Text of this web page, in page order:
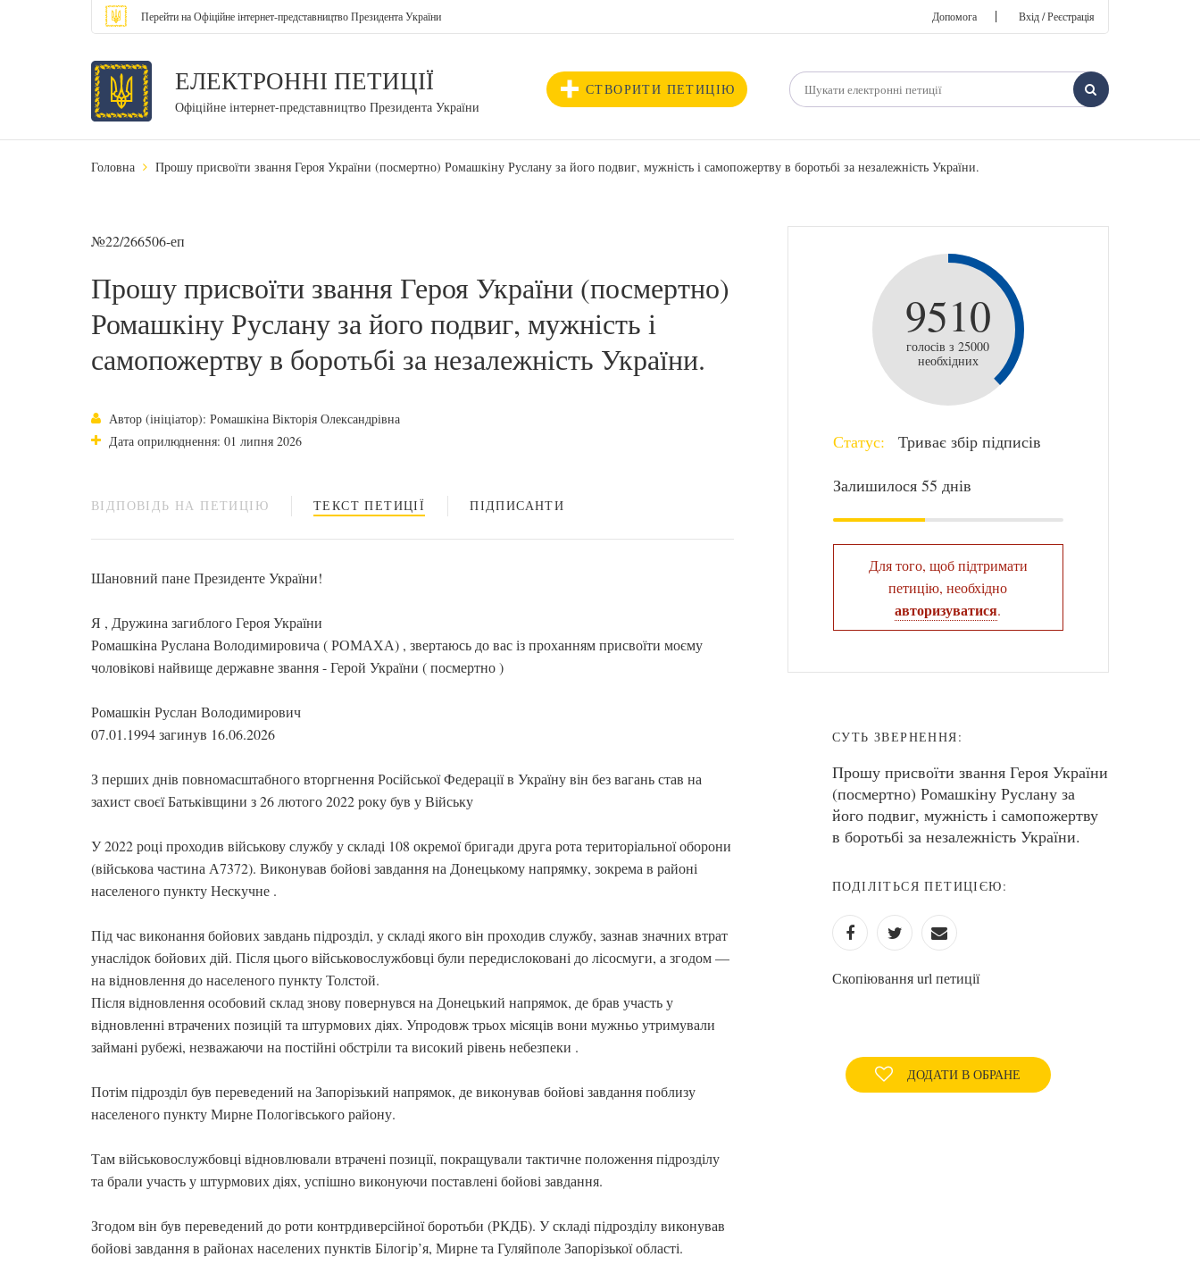
Перейти на Офіційне інтернет-представництво Президента України Допомога | Вхід / Реєстрація
ЕЛЕКТРОННІ ПЕТИЦІЇ
Офіційне інтернет-представництво Президента України
СТВОРИТИ ПЕТИЦІЮ
Головна Прошу присвоїти звання Героя України (посмертно) Ромашкіну Руслану за його подвиг, мужність і самопожертву в боротьбі за незалежність України.
№22/266506-еп
Прошу присвоїти звання Героя України (посмертно)
Ромашкіну Руслану за його подвиг, мужність і
самопожертву в боротьбі за незалежність України.
Автор (ініціатор): Ромашкіна Вікторія Олександрівна
Дата оприлюднення: 01 липня 2026
ВІДПОВІДЬ НА ПЕТИЦІЮ ТЕКСТ ПЕТИЦІЇ ПІДПИСАНТИ
Шановний пане Президенте України!
Я , Дружина загиблого Героя України
Ромашкіна Руслана Володимировича ( РОМАХА) , звертаюсь до вас із проханням присвоїти моєму
чоловікові найвище державне звання - Герой України ( посмертно )
Ромашкін Руслан Володимирович
07.01.1994 загинув 16.06.2026
З перших днів повномасштабного вторгнення Російської Федерації в Україну він без вагань став на
захист своєї Батьківщини з 26 лютого 2022 року був у Війську
У 2022 році проходив військову службу у складі 108 окремої бригади друга рота територіальної оборони
(військова частина А7372). Виконував бойові завдання на Донецькому напрямку, зокрема в районі
населеного пункту Нескучне .
Під час виконання бойових завдань підрозділ, у складі якого він проходив службу, зазнав значних втрат
унаслідок бойових дій. Після цього військовослужбовці були передислоковані до лісосмуги, а згодом —
на відновлення до населеного пункту Толстой.
Після відновлення особовий склад знову повернувся на Донецький напрямок, де брав участь у
відновленні втрачених позицій та штурмових діях. Упродовж трьох місяців вони мужньо утримували
займані рубежі, незважаючи на постійні обстріли та високий рівень небезпеки .
Потім підрозділ був переведений на Запорізький напрямок, де виконував бойові завдання поблизу
населеного пункту Мирне Пологівського району.
Там військовослужбовці відновлювали втрачені позиції, покращували тактичне положення підрозділу
та брали участь у штурмових діях, успішно виконуючи поставлені бойові завдання.
Згодом він був переведений до роти контрдиверсійної боротьби (РКДБ). У складі підрозділу виконував
бойові завдання в районах населених пунктів Білогір’я, Мирне та Гуляйполе Запорізької області.
9510
голосів з 25000
необхідних
Статус: Триває збір підписів
Залишилося 55 днів
Для того, щоб підтримати
петицію, необхідно
авторизуватися.
СУТЬ ЗВЕРНЕННЯ:
Прошу присвоїти звання Героя України
(посмертно) Ромашкіну Руслану за
його подвиг, мужність і самопожертву
в боротьбі за незалежність України.
ПОДІЛІТЬСЯ ПЕТИЦІЄЮ:
Скопіювання url петиції
ДОДАТИ В ОБРАНЕ